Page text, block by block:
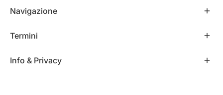
Navigazione
Termini
Info & Privacy